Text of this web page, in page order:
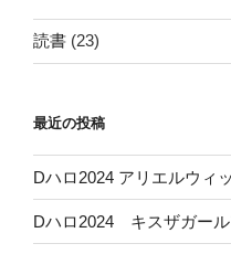
読書 (23)
最近の投稿
Dハロ2024 アリエルウィ
Dハロ2024 キスザガー